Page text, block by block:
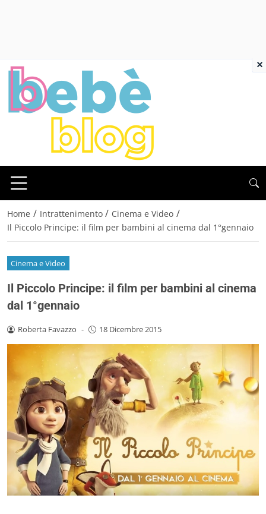
Home / Intrattenimento / Cinema e Video /
Il Piccolo Principe: il film per bambini al cinema dal 1°gennaio
Cinema e Video
Il Piccolo Principe: il film per bambini al cinema
dal 1°gennaio
Roberta Favazzo - 18 Dicembre 2015
×